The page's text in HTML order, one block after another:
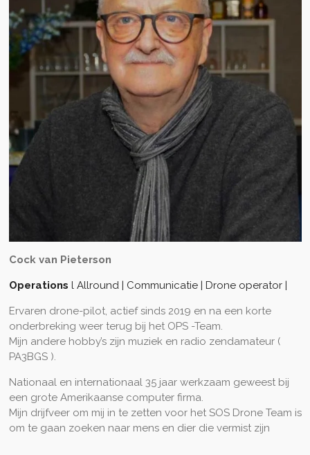
Cock van Pieterson
Operations l Allround | Communicatie | Drone operator |
Ervaren drone-pilot, actief sinds 2019 en na een korte
onderbreking weer terug bij het OPS -Team.
Mijn andere hobby’s zijn muziek en radio zendamateur (
PA3BGS ).
Nationaal en internationaal 35 jaar werkzaam geweest bij
een grote Amerikaanse computer firma.
Mijn drijfveer om mij in te zetten voor het SOS Drone Team is
om te gaan zoeken naar mens en dier die vermist zijn